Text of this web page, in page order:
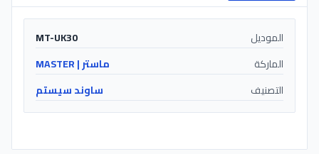
الموديل
MT-UK30
الماركة
ماستر | MASTER
التصنيف
ساوند سيستم